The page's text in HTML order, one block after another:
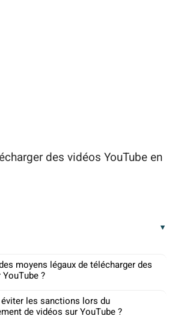
des vidéos YouTube en
moyens légaux de télécharger des
?
les sanctions lors du
de vidéos sur YouTube ?